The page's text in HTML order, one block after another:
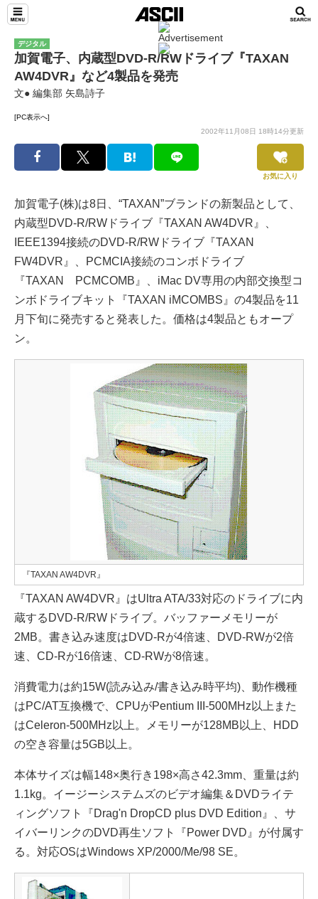
デジタル
加賀電子、内蔵型DVD-R/RWドライブ『TAXAN
AW4DVR』など4製品を発売
文● 編集部 矢島詩子
[PC表示へ]
2002年11月08日 18時14分更新
お気に入り
加賀電子(株)は8日、“TAXAN”ブランドの新製品として、
内蔵型DVD-R/RWドライブ『TAXAN AW4DVR』、
IEEE1394接続のDVD-R/RWドライブ『TAXAN
FW4DVR』、PCMCIA接続のコンボドライブ
『TAXAN PCMCOMB』、iMac DV専用の内部交換型コ
ンボドライブキット『TAXAN iMCOMBS』の4製品を11
月下旬に発売すると発表した。価格は4製品ともオープ
ン。
『TAXAN AW4DVR』
『TAXAN AW4DVR』はUltra ATA/33対応のドライブに内
蔵するDVD-R/RWドライブ。バッファーメモリーが
2MB。書き込み速度はDVD-Rが4倍速、DVD-RWが2倍
速、CD-Rが16倍速、CD-RWが8倍速。
消費電力は約15W(読み込み/書き込み時平均)、動作機種
はPC/AT互換機で、CPUがPentium III-500MHz以上また
はCeleron-500MHz以上。メモリーが128MB以上、HDD
の空き容量は5GB以上。
本体サイズは幅148×奥行き198×高さ42.3mm、重量は約
1.1kg。イージーシステムズのビデオ編集＆DVDライテ
ィングソフト『Drag'n DropCD plus DVD Edition』、サ
イバーリンクのDVD再生ソフト『Power DVD』が付属す
る。対応OSはWindows XP/2000/Me/98 SE。